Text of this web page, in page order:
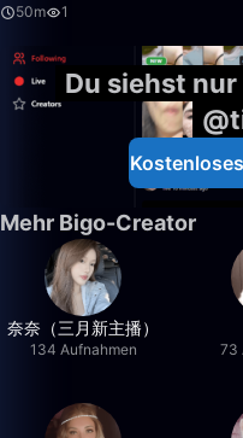
50m
1
Du siehst
Mehr Bigo-Creator
奈奈（三月新主播）
134 Aufnahmen 73